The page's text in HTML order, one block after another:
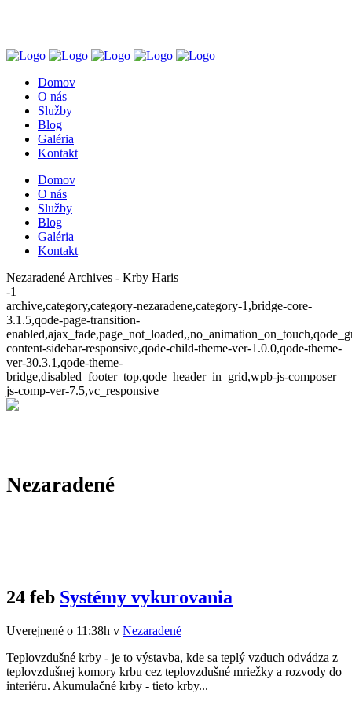
Domov
O nás
Služby
Blog
Galéria
Kontakt
Domov
O nás
Služby
Blog
Galéria
Kontakt
Nezaradené Archives - Krby Haris
-1
archive,category,category-nezaradene,category-1,bridge-core-
3.1.5,qode-page-transition-
content-sidebar-responsive,qode-child-theme-ver-1.0.0,qode-theme-
ver-30.3.1,qode-theme-
bridge,disabled_footer_top,qode_header_in_grid,wpb-js-composer
js-comp-ver-7.5,vc_responsive
Nezaradené
24 feb Systémy vykurovania
Uverejnené o 11:38h v Nezaradené
Teplovzdušné krby - je to výstavba, kde sa teplý vzduch odvádza z
teplovzdušnej komory krbu cez teplovzdušné mriežky a rozvody do
interiéru. Akumulačné krby - tieto krby...